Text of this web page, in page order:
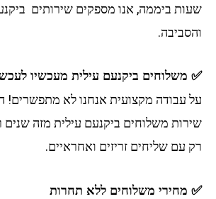
שעות ביממה, אנו מספקים שירותים
והסביבה.
✅ משלוחים ביקנעם עילית מעכשיו
על עבודה מקצועית אנחנו לא מתפשרים!
שירות משלוחים ביקנעם עילית מזה שנים
רק עם שליחים זריזים ואחראיים.
✅ מחירי משלוחים ללא תחרות